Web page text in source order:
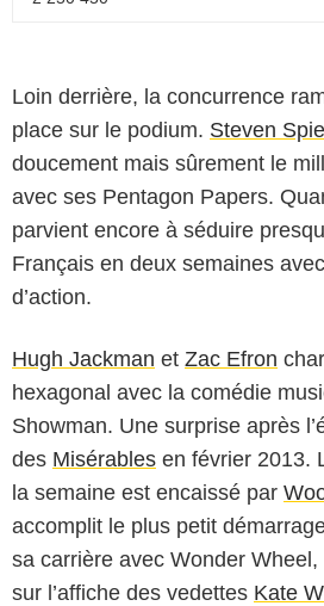
Loin derrière, la concurrence
place sur le podium. Steven
doucement mais sûrement le
avec ses Pentagon Papers.
parvient encore à séduire
Français en deux semaines
d’action.
Hugh Jackman et Zac Efron
hexagonal avec la comédie
Showman. Une surprise après
des Misérables en février 2013.
la semaine est encaissé par
accomplit le plus petit
sa carrière avec Wonder
sur l’affiche des vedettes Kate